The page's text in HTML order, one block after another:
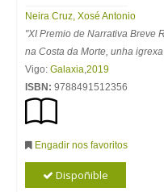
Neira Cruz, Xosé Antonio
"XI Premio de Narrativa Breve
na Costa da Morte, unha
Vigo: Galaxia,2019
ISBN: 9788491512356
Engadir nos favoritos
Dispoñible